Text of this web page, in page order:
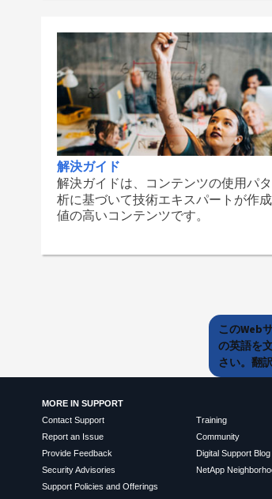
解決ガイド
解決ガイドは、コンテンツの使用パ
析に基づいて技術エキスパートが作
値の高いコンテンツです。
このWeb
の英語を
さい。翻
MORE IN SUPPORT
Contact Support
Report an Issue
Provide Feedback
Security Advisories
Support Policies and Offerings
Training
Community
Digital Support Blog
NetApp